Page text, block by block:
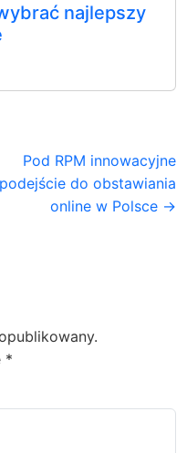
najlepszy
Pod RPM innowacyjne
podejście do obstawiania
online w Polsce →
*